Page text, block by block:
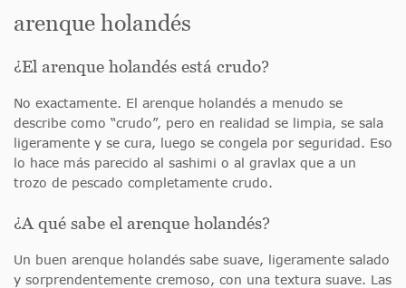
arenque holandés
¿El arenque holandés está crudo?
No exactamente. El arenque holandés a menudo se
describe como “crudo”, pero en realidad se limpia, se sala
ligeramente y se cura, luego se congela por seguridad. Eso
lo hace más parecido al sashimi o al gravlax que a un
trozo de pescado completamente crudo.
¿A qué sabe el arenque holandés?
Un buen arenque holandés sabe suave, ligeramente salado
y sorprendentemente cremoso, con una textura suave. Las